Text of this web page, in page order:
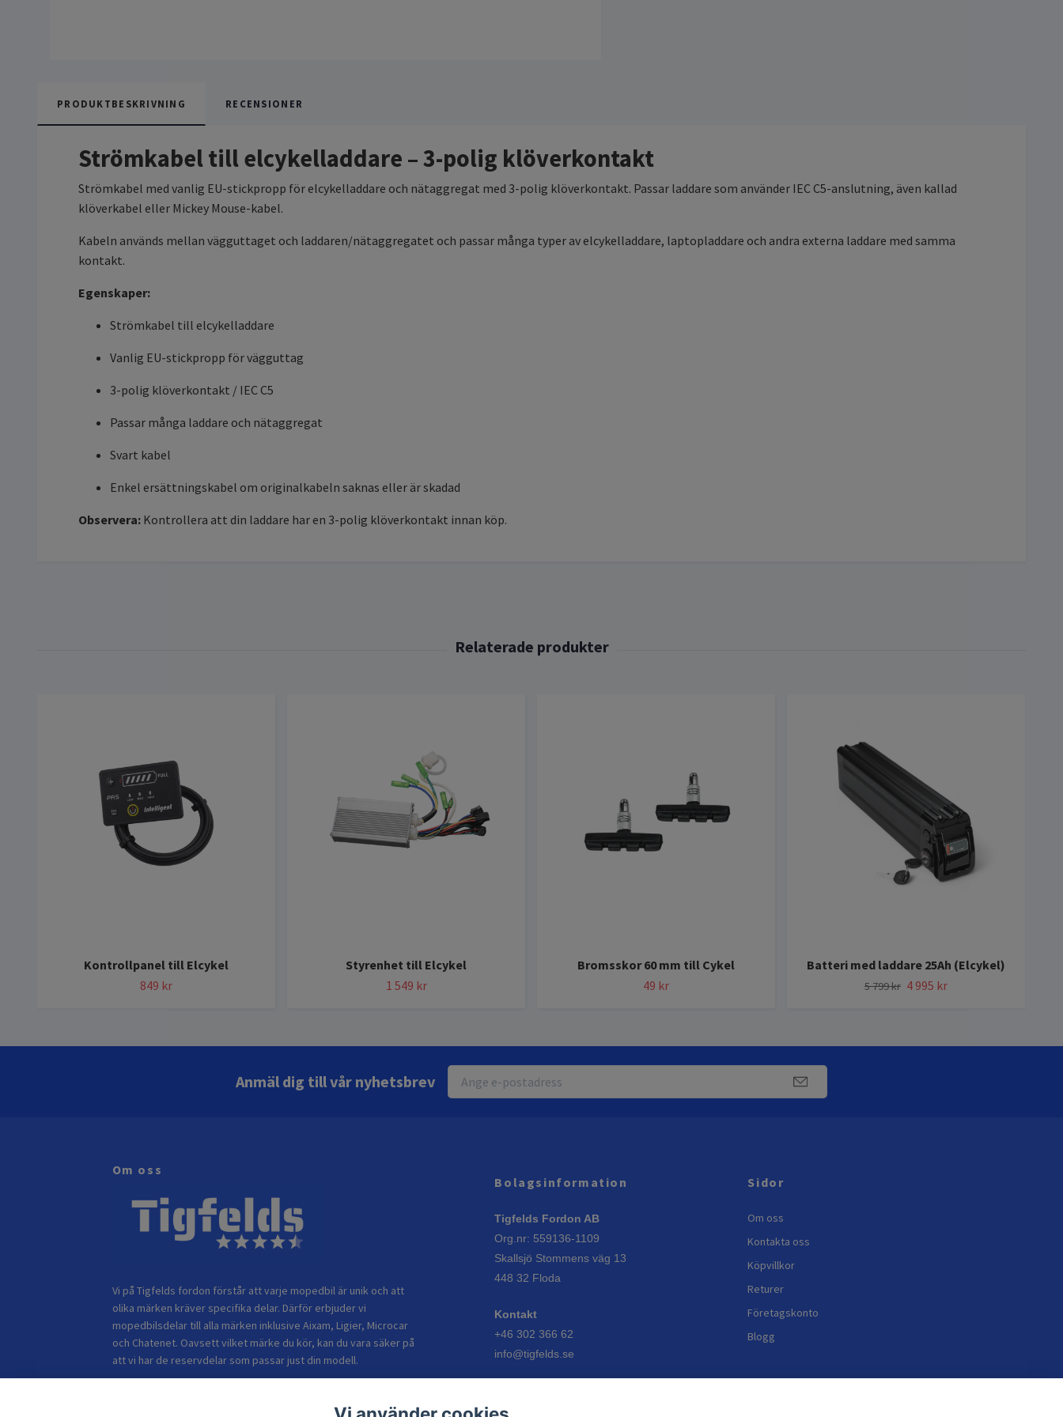
PRODUKTBESKRIVNING RECENSIONER
Strömkabel till elcykelladdare – 3-polig klöverkontakt
Strömkabel med vanlig EU-stickpropp för elcykelladdare och nätaggregat med 3-polig klöverkontakt. Passar laddare som använder IEC C5-anslutning, även kallad
klöverkabel eller Mickey Mouse-kabel.
Kabeln används mellan vägguttaget och laddaren/nätaggregatet och passar många typer av elcykelladdare, laptopladdare och andra externa laddare med samma
kontakt.
Egenskaper:
Strömkabel till elcykelladdare
Vanlig EU-stickpropp för vägguttag
3-polig klöverkontakt / IEC C5
Passar många laddare och nätaggregat
Svart kabel
Enkel ersättningskabel om originalkabeln saknas eller är skadad
Observera: Kontrollera att din laddare har en 3-polig klöverkontakt innan köp.
Kontrollpanel till Elcykel
849 kr
Styrenhet till Elcykel
1 549 kr
Bromsskor 60 mm till Cykel
49 kr
Batteri med laddare 25Ah (Elcykel)
5 799 kr 4 995 kr
Anmäl dig till vår nyhetsbrev
Om oss
Vi på Tigfelds fordon förstår att varje mopedbil är unik och att
olika märken kräver specifika delar. Därför erbjuder vi
mopedbilsdelar till alla märken inklusive Aixam, Ligier, Microcar
och Chatenet. Oavsett vilket märke du kör, kan du vara säker på
att vi har de reservdelar som passar just din modell.
Bolagsinformation
Tigfelds Fordon AB
Org.nr: 559136-1109
Skallsjö Stommens väg 13
448 32 Floda
Kontakt
+46 302 366 62
info@tigfelds.se
Vardagar: 08:00–17:00
Sidor
Om oss
Kontakta oss
Köpvillkor
Returer
Företagskonto
Blogg